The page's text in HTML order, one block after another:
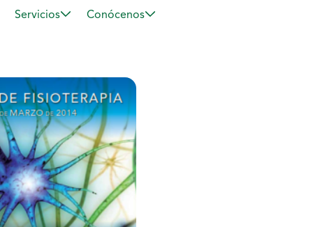
Servicios Conócenos